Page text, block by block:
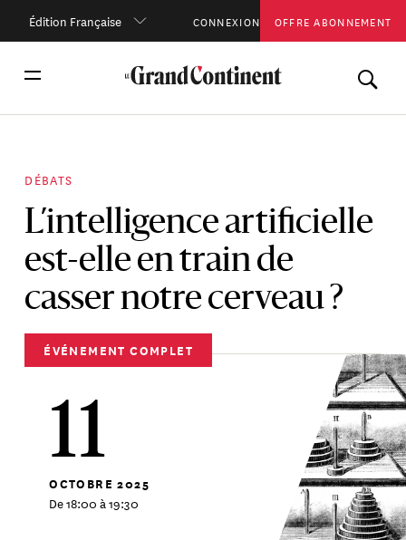
Édition Française CONNEXION OFFRE ABONNEMENT
DÉBATS
L’intelligence artificielle
est-elle en train de
casser notre cerveau ?
ÉVÉNEMENT COMPLET
11
OCTOBRE 2025
De 18:00 à 19:30